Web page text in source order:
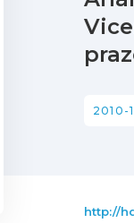
2010-
http://